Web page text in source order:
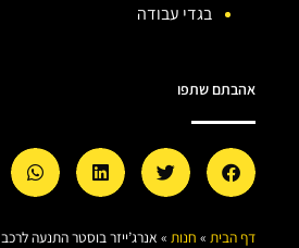
בגדי עבודה
אהבתם שתפו
דף הבית » חנות » אנרג’ייזר בוסטר התנעה לרכב